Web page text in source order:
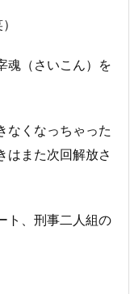
魂（さいこん）を
なくなっちゃった
はまた次回解放さ
ト、刑事二人組の